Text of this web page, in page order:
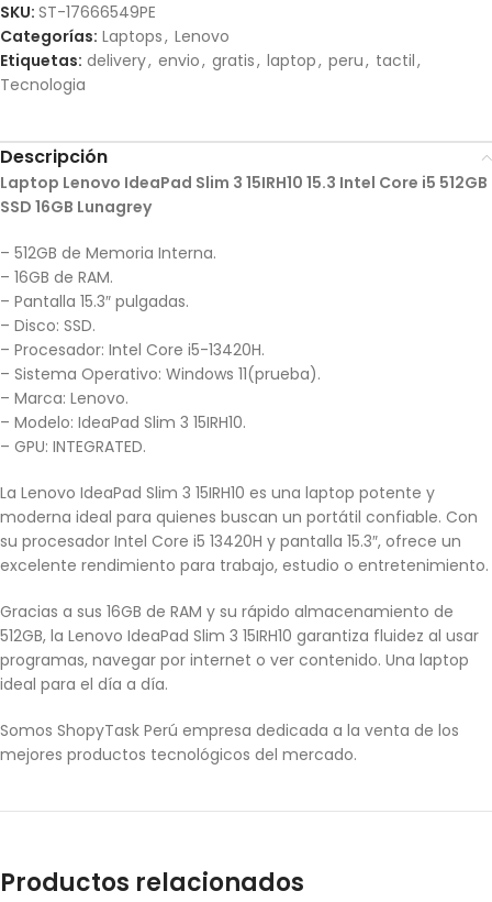
SKU: ST-17666549PE
Categorías: Laptops, Lenovo
Etiquetas: delivery, envio, gratis, laptop, peru, tactil,
Tecnologia
Descripción
Laptop Lenovo IdeaPad Slim 3 15IRH10 15.3 Intel Core i5 512GB
SSD 16GB Lunagrey
– 512GB de Memoria Interna.
– 16GB de RAM.
– Pantalla 15.3″ pulgadas.
– Disco: SSD.
– Procesador: Intel Core i5-13420H.
– Sistema Operativo: Windows 11(prueba).
– Marca: Lenovo.
– Modelo: IdeaPad Slim 3 15IRH10.
– GPU: INTEGRATED.
La Lenovo IdeaPad Slim 3 15IRH10 es una laptop potente y
moderna ideal para quienes buscan un portátil confiable. Con
su procesador Intel Core i5 13420H y pantalla 15.3″, ofrece un
excelente rendimiento para trabajo, estudio o entretenimiento.
Gracias a sus 16GB de RAM y su rápido almacenamiento de
512GB, la Lenovo IdeaPad Slim 3 15IRH10 garantiza fluidez al usar
programas, navegar por internet o ver contenido. Una laptop
ideal para el día a día.
Somos ShopyTask Perú empresa dedicada a la venta de los
mejores productos tecnológicos del mercado.
Productos relacionados